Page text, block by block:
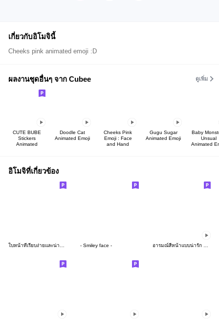
เกี่ยวกับอิโมจินี้
Cheeks pink animated emoji :D
ผลงานชุดอื่นๆ จาก Cubee ดูเพิ่ม
CUTE BUBE
Stickers
Animated
Doodle Cat
Animated Emoji
Cheeks Pink
Emoji : Face
and Hand
Gugu Sugar
Animated Emoji
Baby
Unsual
Animated
อิโมจิที่เกี่ยวข้อง
- Smiley face -